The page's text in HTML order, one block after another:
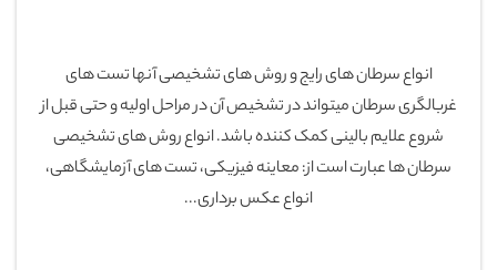
انواع سرطان های رایج و روش های تشخیصی آنها تست های
غربالگری سرطان میتواند در تشخیص آن در مراحل اولیه و حتی قبل از
شروع علایم بالینی کمک کننده باشد. انواع روش های تشخیصی
سرطان ها عبارت است از: معاینه فیزیکی، تست های آزمایشگاهی،
انواع عکس برداری...